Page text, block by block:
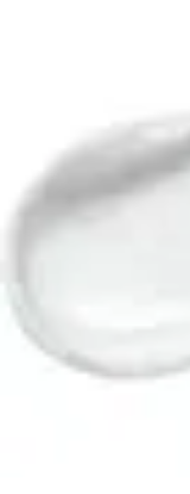
Soins Coréens